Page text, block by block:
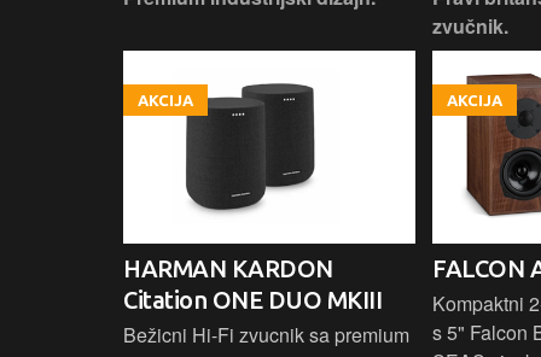
AKCIJA
HARMAN KARDON
Citation ONE DUO MKIII
Bežicni Hi-Fi zvucnik sa premium
zvučnik.
AKCIJA
FALCON
Kompaktni
s 5" Falcon